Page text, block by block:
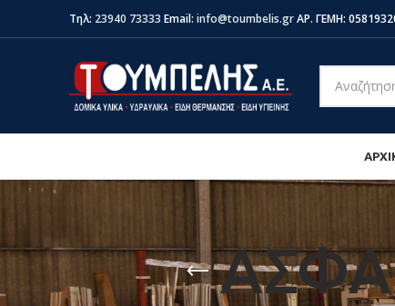
Τηλ: 23940 73333 Email: info@toumbelis.grΑΡ. ΓΕΜΗ: